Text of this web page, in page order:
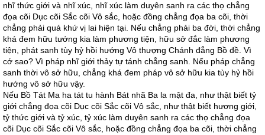
nhĩ thức giới và nhĩ xúc, nhĩ xúc làm duyên sanh ra các thọ chẳng
đọa cõi Dục cõi Sắc cõi Vô sắc, hoặc đồng chẳng đọa ba cõi, thời
chẳng phải quá khứ vị lai hiện tại. Nếu chẳng phải ba đời, thời chẳng
khá đem hữu tướng kia làm phương tiện, hữu sở đắc làm phương
tiện, phát sanh tùy hỷ hồi hướng Vô thượng Chánh đẳng Bồ đề. Vì
cớ sao? Vì pháp nhĩ giới thảy tự tánh chẳng sanh. Nếu pháp chẳng
sanh thời vô sở hữu, chẳng khá đem pháp vô sở hữu kia tùy hỷ hồi
hướng vô sở hữu vậy.
Nếu Bồ Tát Ma ha tát tu hành Bát nhã Ba la mật đa, như thật biết tỷ
giới chẳng đọa cõi Dục cõi Sắc cõi Vô sắc, như thật biết hương giới,
tỷ thức giới và tỷ xúc, tỷ xúc làm duyên sanh ra các thọ chẳng đọa
cõi Dục cõi Sắc cõi Vô sắc, hoặc đồng chẳng đọa ba cõi, thời chẳng